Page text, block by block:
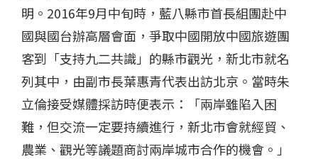
明。2016年9月中旬時，藍八縣市首長組團赴中
國與國台辦高層會面，爭取中國開放中國旅遊團
客到「支持九二共識」的縣市觀光，新北市就名
列其中，由副市長葉惠青代表出訪北京。當時朱
立倫接受媒體採訪時便表示：「兩岸雖陷入困
難，但交流一定要持續進行，新北市會就經貿、
農業、觀光等議題商討兩岸城市合作的機會。」